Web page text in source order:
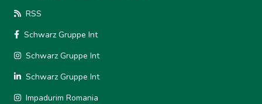
RSS
Schwarz Gruppe Int
Schwarz Gruppe Int
Schwarz Gruppe Int
Impadurim Romania